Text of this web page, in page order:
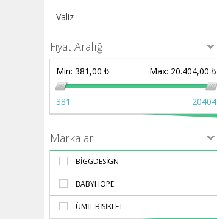
Valiz
Fiyat Aralığı
Min: 381,00 ₺ Max: 20.404,00 ₺
381 20404
Markalar
BIGGDESIGN
BABYHOPE
ÜMIT BISIKLET